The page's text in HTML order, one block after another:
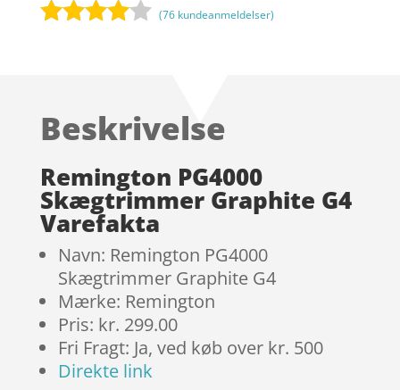
på
ømmels
er
(76 kundeanmeldelser)
Beskrivelse
Remington PG4000
Skægtrimmer Graphite G4
Varefakta
Navn: Remington PG4000
Skægtrimmer Graphite G4
Mærke: Remington
Pris: kr. 299.00
Fri Fragt: Ja, ved køb over kr. 500
Direkte link